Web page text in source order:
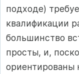
подходе)
квалификации
большинство
просты, и,
ориентированы